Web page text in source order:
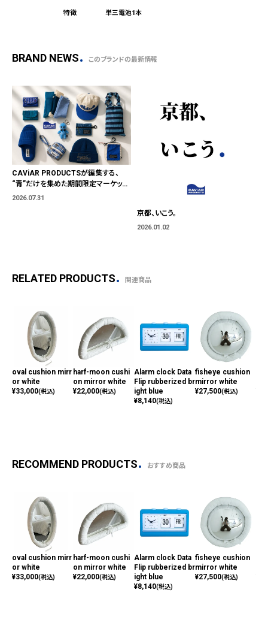
単三電池1本
BRAND NEWS このブランドの最新情報
CAViAR PRODUCTSが編集する、
“青”だけを集めた期間限定マーケット
「BLUE MARKET」が横浜に。ブランド
2026.07.31
京都、いこう。
2026.01.02
RELATED PRODUCTS 関連商品
oval cushion mirr
or white
¥33,000(税込)
harf-moon cushi
on mirror white
¥22,000(税込)
Alarm clock Data
Flip rubberized br
ight blue
¥8,140(税込)
fisheye cushion
mirror white
¥27,500(税込)
RECOMMEND PRODUCTS おすすめ商品
oval cushion mirr
or white
¥33,000(税込)
harf-moon cushi
on mirror white
¥22,000(税込)
Alarm clock Data
Flip rubberized br
ight blue
¥8,140(税込)
fisheye cushion
mirror white
¥27,500(税込)